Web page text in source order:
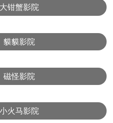
大钳蟹影院
貘貘影院
磁怪影院
小火马影院